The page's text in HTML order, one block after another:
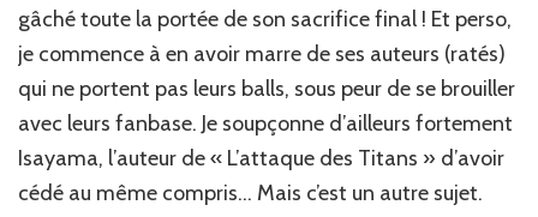
gâché toute la portée de son sacrifice final ! Et perso,
je commence à en avoir marre de ses auteurs (ratés)
qui ne portent pas leurs balls, sous peur de se brouiller
avec leurs fanbase. Je soupçonne d’ailleurs fortement
Isayama, l’auteur de « L’attaque des Titans » d’avoir
cédé au même compris… Mais c’est un autre sujet.